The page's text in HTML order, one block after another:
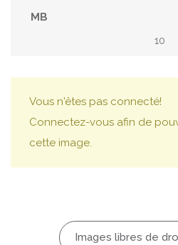
10
Vous n'êtes pas connecté!
Connectez-vous afin de
cette image.
Images libres de